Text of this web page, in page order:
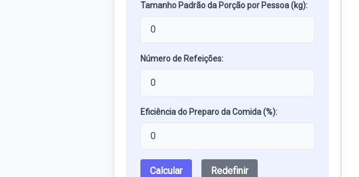
Tamanho Padrão da Porção por Pessoa (kg):
Número de Refeições:
Eficiência do Preparo da Comida (%):
Calcular Redefinir